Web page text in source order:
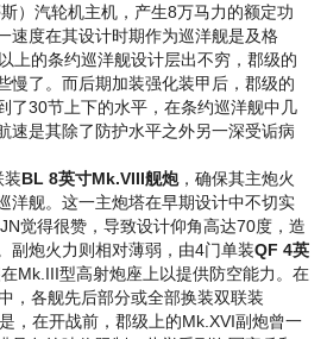
）汽轮机主机，产生8万马力的额定功
速度在其设计时期作为巡洋舰是及格
上的条约巡洋舰设计层出不穷，郡级的
慢了。而后期加装强化装甲后，郡级的
了30节上下的水平，在条约巡洋舰中几
速是其除了防护水平之外另一深受诟病
BL 8英寸Mk.VIII舰炮，确保其主炮火
洋舰。这一主炮塔在早期设计中不切实
觉得很赞 ，导致设计仰角高达70度，造
副炮火力则相对薄弱，由4门单装QF 4英
Mk.III型高射炮座上以提供防空能力。在
，各舰先后部分或全部换装双联装
，在开战前，郡级上的Mk.XVI副炮曾一